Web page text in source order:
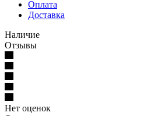
Оплата
Доставка
Наличие
Отзывы
Нет оценок